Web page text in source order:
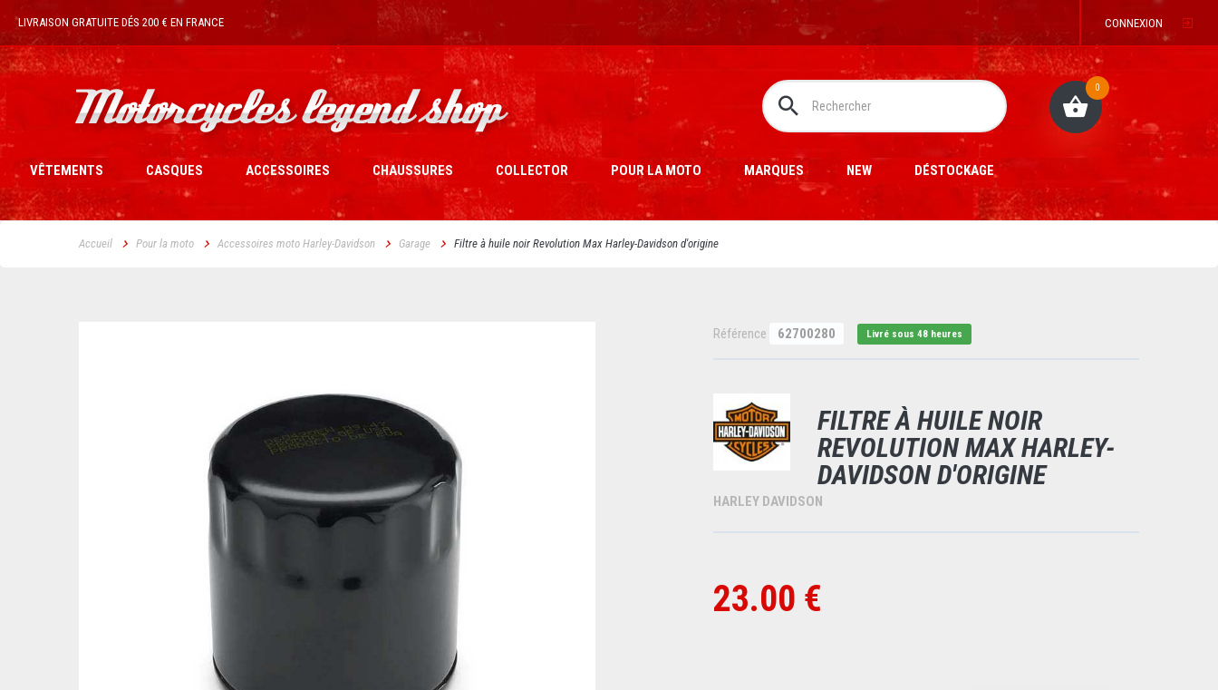
CONNEXION
LIVRAISON GRATUITE DÉS 200 € EN FRANCE
0
VÊTEMENTS CASQUES ACCESSOIRES CHAUSSURES COLLECTOR POUR LA MOTO MARQUES NEW DÉSTOCKAGE
Accueil Pour la moto Accessoires moto Harley-Davidson Garage Filtre à huile noir Revolution Max Harley-Davidson d'origine
Référence 62700280 Livré sous 48 heures
FILTRE À HUILE NOIR
REVOLUTION MAX HARLEY-
DAVIDSON D'ORIGINE
HARLEY DAVIDSON
23.00 €